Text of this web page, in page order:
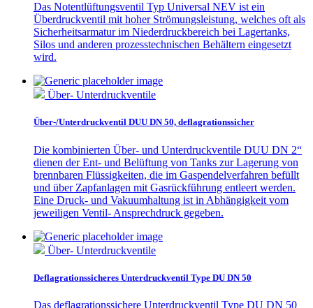
Das Notentlüftungsventil Typ Universal NEV ist ein
Überdruckventil mit hoher Strömungsleistung, welches oft als
Sicherheitsarmatur im Niederdruckbereich bei Lagertanks,
Silos und anderen prozesstechnischen Behältern eingesetzt
wird.
Über- Unterdruckventile
Über-/Unterdruckventil DUU DN 50, deflagrationssicher
Die kombinierten Über- und Unterdruckventile DUU DN 2“
dienen der Ent- und Belüftung von Tanks zur Lagerung von
brennbaren Flüssigkeiten, die im Gaspendelverfahren befüllt
und über Zapfanlagen mit Gasrückführung entleert werden.
Eine Druck- und Vakuumhaltung ist in Abhängigkeit vom
jeweiligen Ventil- Ansprechdruck gegeben.
Über- Unterdruckventile
Deflagrationssicheres Unterdruckventil Type DU DN 50
Das deflagrationssichere Unterdruckventil Type DU DN 50